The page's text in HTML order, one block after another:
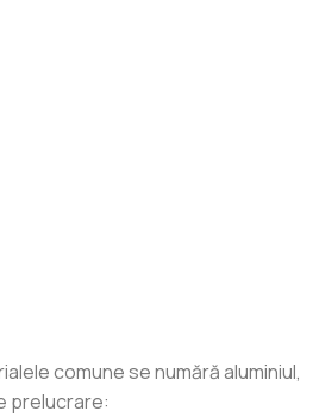
comune se numără aluminiul,
prelucrare: